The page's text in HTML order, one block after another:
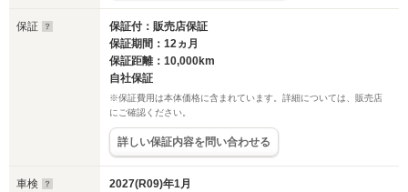
保証
保証付：販売店保証
保証期間：12ヵ月
保証距離：10,000km
自社保証
※保証費用は本体価格に含まれています。詳細については、販売店
にご確認ください。
詳しい保証内容を問い合わせる
車検 2027(R09)年1月